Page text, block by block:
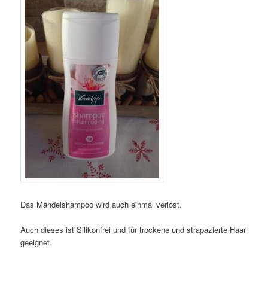
Das Mandelshampoo wird auch einmal verlost.
Auch dieses ist Silikonfrei und für trockene und strapazierte Haar
geeignet.